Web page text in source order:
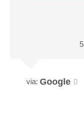
via: Google